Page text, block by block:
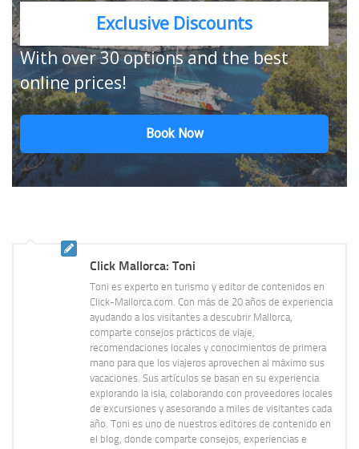
Exclusive Discounts
With over 30 options and the best
online prices!
Book Now
Click Mallorca: Toni
Toni es experto en turismo y editor de contenidos en
Click-Mallorca.com. Con más de 20 años de experiencia
ayudando a los visitantes a descubrir Mallorca,
comparte consejos prácticos de viaje,
recomendaciones locales y conocimientos de primera
mano para que los viajeros aprovechen al máximo sus
vacaciones. Sus artículos se basan en su experiencia
explorando la isla, colaborando con proveedores locales
de excursiones y asesorando a miles de visitantes cada
año. Toni es uno de nuestros editores de contenido en
el blog, donde comparte consejos, experiencias e